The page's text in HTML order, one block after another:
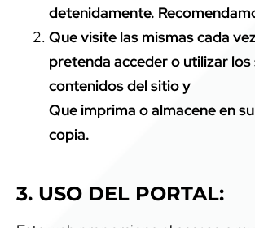
detenidamente.
Que visite las mismas cada
pretenda acceder o utilizar
contenidos del sitio y
Que imprima o almacene en
copia.
3. USO DEL PORTAL: